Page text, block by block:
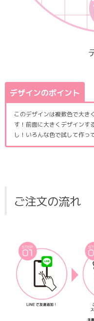
デザインのポイント
このデザインは複数色で大き
す！前面に大きくデザインす
し！いろんな色で試して作っ
ご注文の流れ